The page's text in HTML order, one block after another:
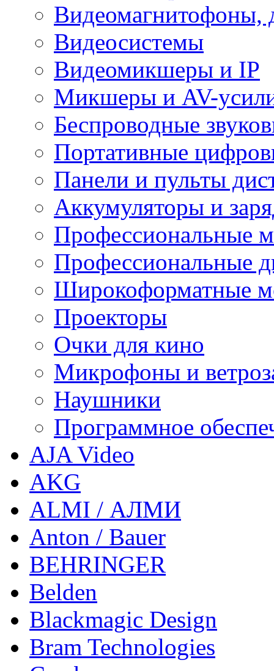
Видеомагнитофоны,
Видеосистемы
Видеомикшеры и IP
Микшеры и AV-
Беспроводные
Портативные
Панели и пульты
Аккумуляторы и
Профессиональные
Профессиональные
Широкоформатные
Проекторы
Очки для кино
Микрофоны и
Наушники
Программное
AJA Video
AKG
ALMI / АЛМИ
Anton / Bauer
BEHRINGER
Belden
Blackmagic Design
Bram Technologies